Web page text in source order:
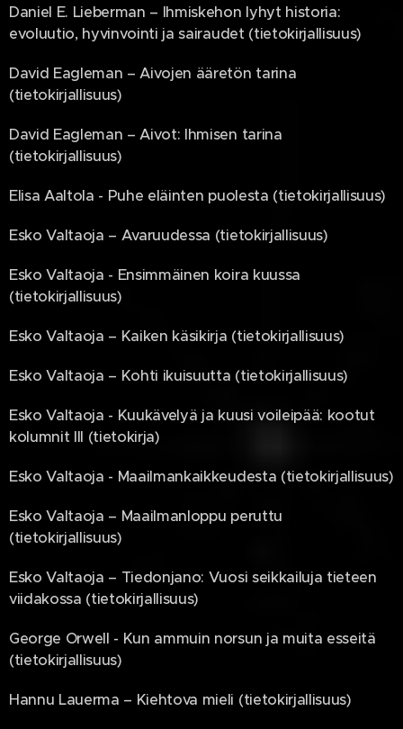
Daniel E. Lieberman – Ihmiskehon lyhyt historia:
evoluutio, hyvinvointi ja sairaudet (tietokirjallisuus)
David Eagleman – Aivojen ääretön tarina
(tietokirjallisuus)
David Eagleman – Aivot: Ihmisen tarina
(tietokirjallisuus)
Elisa Aaltola - Puhe eläinten puolesta (tietokirjallisuus)
Esko Valtaoja – Avaruudessa (tietokirjallisuus)
Esko Valtaoja - Ensimmäinen koira kuussa
(tietokirjallisuus)
Esko Valtaoja – Kaiken käsikirja (tietokirjallisuus)
Esko Valtaoja – Kohti ikuisuutta (tietokirjallisuus)
Esko Valtaoja - Kuukävelyä ja kuusi voileipää: kootut
kolumnit III (tietokirja)
Esko Valtaoja - Maailmankaikkeudesta (tietokirjallisuus)
Esko Valtaoja – Maailmanloppu peruttu
(tietokirjallisuus)
Esko Valtaoja – Tiedonjano: Vuosi seikkailuja tieteen
viidakossa (tietokirjallisuus)
George Orwell - Kun ammuin norsun ja muita esseitä
(tietokirjallisuus)
Hannu Lauerma – Kiehtova mieli (tietokirjallisuus)